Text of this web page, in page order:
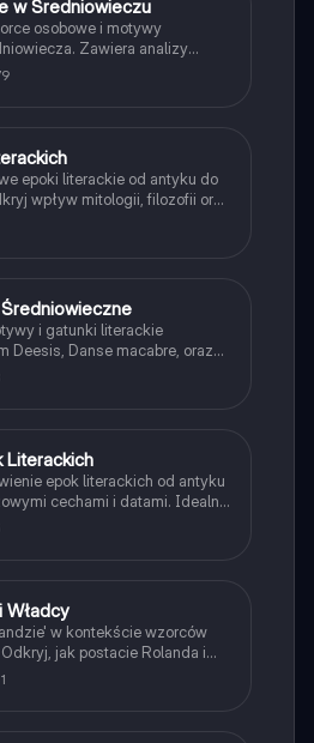
w Średniowieczu
osobowe i motywy
Zawiera analizy
Asceza, Rycerz, Władca
teocentryzm, dualizm,
średniowiecznej.
epoki literackie od antyku do
wpływ mitologii, filozofii oraz
jak Jan Kochanowski,
Sienkiewicz. Idealne dla
i gatunki literackie
Deesis, Danse macabre, oraz
filozofie, wzorce osobowe i
Idealne dla uczniów
Literackich
epok literackich od antyku
cechami i datami. Idealne
z języka polskiego. Obejmuje
renesans, barok, oświecenie,
w kontekście wzorców
jak postacie Rolanda i
ideały honoru,
sztuki umierania (ars moriendi)